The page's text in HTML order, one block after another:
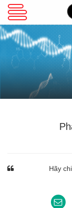
VBA
Excel Cơ
Excel
Hãy